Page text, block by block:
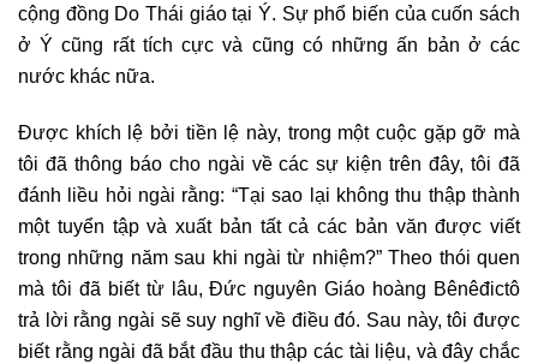
cộng đồng Do Thái giáo tại Ý. Sự phổ biến của cuốn sách
ở Ý cũng rất tích cực và cũng có những ấn bản ở các
nước khác nữa.
Được khích lệ bởi tiền lệ này, trong một cuộc gặp gỡ mà
tôi đã thông báo cho ngài về các sự kiện trên đây, tôi đã
đánh liều hỏi ngài rằng: “Tại sao lại không thu thập thành
một tuyển tập và xuất bản tất cả các bản văn được viết
trong những năm sau khi ngài từ nhiệm?” Theo thói quen
mà tôi đã biết từ lâu, Đức nguyên Giáo hoàng Bênêđictô
trả lời rằng ngài sẽ suy nghĩ về điều đó. Sau này, tôi được
biết rằng ngài đã bắt đầu thu thập các tài liệu, và đây chắc